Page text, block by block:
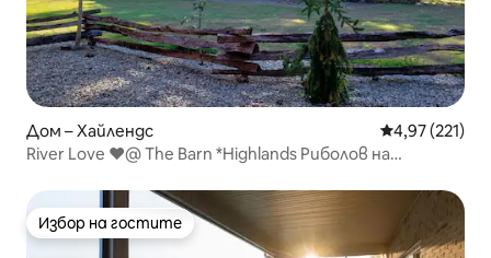
Дом – Хайлендс Средна
4,97 (221)
River Love ❤@ The Barn *Highlands Риболов на
Избор на гостите
Избор на гостите